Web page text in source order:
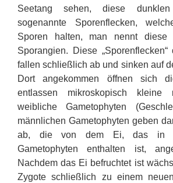
Seetang sehen, diese
sogenannte Sporenflecken,
Sporen halten, man nennt
Sporangien. Diese
fallen schließlich ab und sinken auf
Dort angekommen öffnen sich
entlassen mikroskopisch kleine
weibliche Gametophyten
männlichen Gametophyten geben
ab, die von dem Ei, das in
Gametophyten enthalten ist,
Nachdem das Ei befruchtet ist
Zygote schließlich zu einem